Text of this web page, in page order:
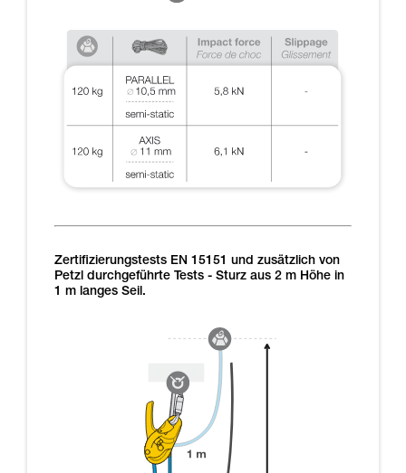
Zertifizierungstests EN 15151 und zusätzlich von
Petzl durchgeführte Tests - Sturz aus 2 m Höhe in
1 m langes Seil.